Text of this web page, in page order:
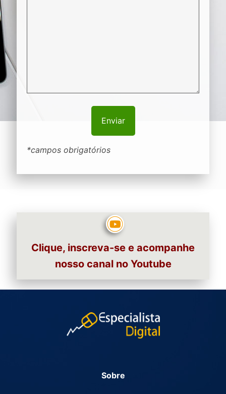
*campos obrigatórios
Clique, inscreva-se e acompanhe
nosso canal no Youtube
Sobre